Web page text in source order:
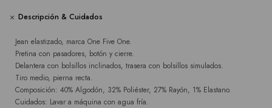
Descripción & Cuidados
Jean elastizado, marca One Five One.
Pretina con pasadores, botón y cierre.
Delantera con bolsillos inclinados, trasera con bolsillos simulados.
Tiro medio, pierna recta.
Composición: 40% Algodón, 32% Poliéster, 27% Rayón, 1% Elastano.
Cuidados: Lavar a máquina con agua fría.